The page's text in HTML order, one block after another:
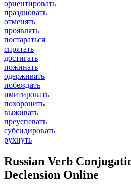
ориентировать
праздновать
отменять
проявлять
постараться
спрятать
достигать
пожинать
одерживать
побеждать
имитировать
похоронить
выживать
преуспевать
субсидировать
рухнуть
Russian Verb
Declension Online